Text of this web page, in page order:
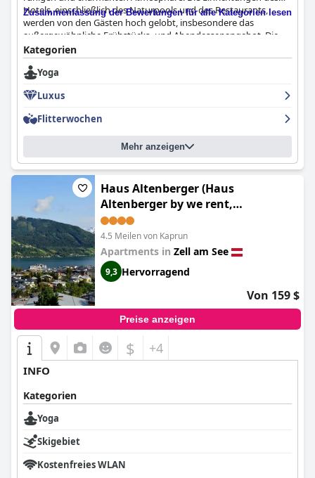
Hotels, einschließlich des Naturpools und des Restaurants,
werden von den Gästen hoch gelobt, insbesondere das
außergewöhnliche Frühstücks- und Abendessenangebot. Die
Zimmer sind geräumig und renoviert, und das Personal ist
freundlich und zuvorkommend. Die Spa-Einrichtungen sind
herausragend und die Pools sind sauber und komfortabel.
grandiosen Gartenbereich und die privaten Saunen des Hotels
lieben. Der einzige Nachteil ist, dass einige Gäste über
Lärmbelästigung durch eine nahe gelegene Bahnstrecke
berichteten. Insgesamt ist der Salzburgerhof ein 5-Sterne-Hotel
der Spitzenklasse, das ein entspannendes und verwöhnendes
Erlebnis bietet.
Zusammenfassung der Bewertungen für alle Kategorien lesen
Kategorien
Yoga
Luxus
Flitterwochen
Mehr anzeigen
Haus Altenberger (Haus
Altenberger by we rent,
SUMMERCARD INCLUDED)
4.5 Meilen von Kaprun
Apartments in Zell am See
9,3 Hervorragend
Von 159 $
Preise anzeigen
$ +4
INFO
Kategorien
Yoga
Skigebiet
Kostenfreies WLAN